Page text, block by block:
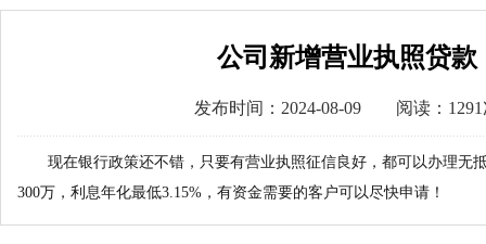
公司新增营业执照贷款
发布时间：2024-08-09 阅读：1291
现在银行政策还不错，只要有营业执照征信良好，都可以办理无
300万，利息年化最低3.15%，有资金需要的客户可以尽快申请！